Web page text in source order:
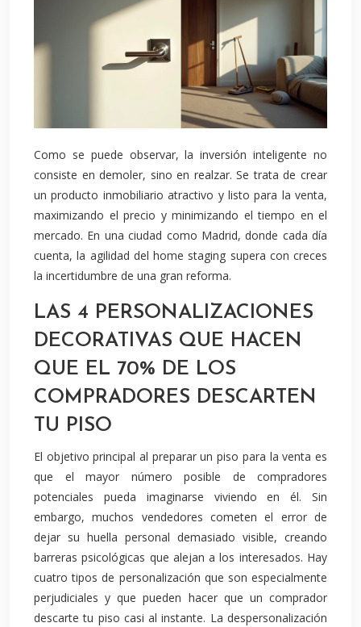
Como se puede observar, la inversión inteligente no
consiste en demoler, sino en realzar. Se trata de crear
un producto inmobiliario atractivo y listo para la venta,
maximizando el precio y minimizando el tiempo en el
mercado. En una ciudad como Madrid, donde cada día
cuenta, la agilidad del home staging supera con creces
la incertidumbre de una gran reforma.
LAS 4 PERSONALIZACIONES
DECORATIVAS QUE HACEN
QUE EL 70% DE LOS
COMPRADORES DESCARTEN
TU PISO
El objetivo principal al preparar un piso para la venta es
que el mayor número posible de compradores
potenciales pueda imaginarse viviendo en él. Sin
embargo, muchos vendedores cometen el error de
dejar su huella personal demasiado visible, creando
barreras psicológicas que alejan a los interesados. Hay
cuatro tipos de personalización que son especialmente
perjudiciales y que pueden hacer que un comprador
descarte tu piso casi al instante. La despersonalización